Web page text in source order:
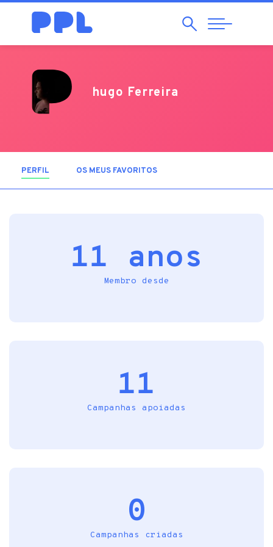
Pesquisar
Abrir
Navegação
hugo Ferreira
PERFIL (SEPARADOR ATIVO)
OS MEUS FAVORITOS
11 anos
Membro desde
11
Campanhas apoiadas
0
Campanhas criadas